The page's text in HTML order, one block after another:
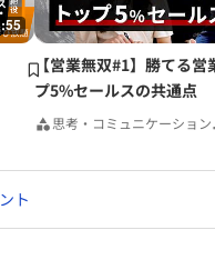
、根本的な解決方法を提案
思います。
からないという方は、ひ
題を視聴する」「食わず嫌
【営業無双#1】勝てる営
プ5%セールスの共通点
思考・コミュニケーション
ト